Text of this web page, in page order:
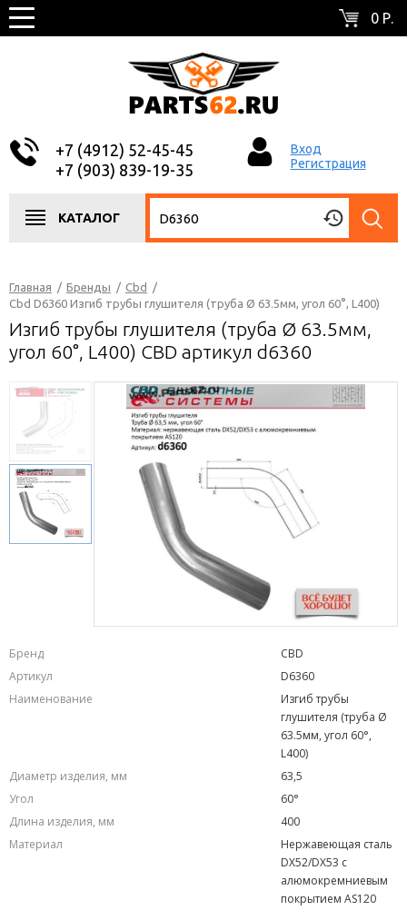
0 Р.
+7 (4912) 52-45-45
+7 (903) 839-19-35
Вход
Регистрация
КАТАЛОГ
Главная / Бренды / Cbd
/
Cbd D6360 Изгиб трубы глушителя (труба Ø 63.5мм, угол 60°, L400)
Изгиб трубы глушителя (труба Ø 63.5мм,
угол 60°, L400) CBD артикул d6360
Бренд
CBD
Артикул
D6360
Наименование
Изгиб трубы
глушителя (труба Ø
63.5мм, угол 60°,
L400)
Диаметр изделия, мм
63,5
Угол
60°
Длина изделия, мм
400
Материал
Нержавеющая сталь
DX52/DX53 с
алюмокремниевым
покрытием AS120